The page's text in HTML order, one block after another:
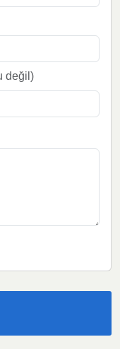
değil)